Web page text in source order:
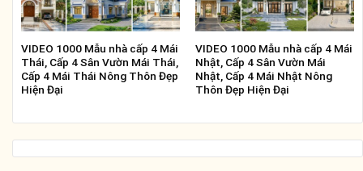
VIDEO 1000 Mẫu nhà cấp 4 Mái
Thái, Cấp 4 Sân Vườn Mái Thái,
Cấp 4 Mái Thái Nông Thôn Đẹp
Hiện Đại
VIDEO 1000 Mẫu nhà cấp 4 Mái
Nhật, Cấp 4 Sân Vườn Mái
Nhật, Cấp 4 Mái Nhật Nông
Thôn Đẹp Hiện Đại